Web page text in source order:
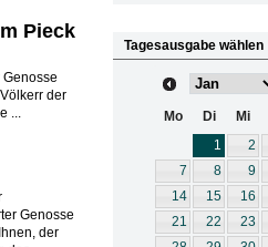
Pieck
der
...
Genosse
der
Tagesausgabe wählen
Mo Di Mi
1
2
7
8 9
14
15 16
21
22 23